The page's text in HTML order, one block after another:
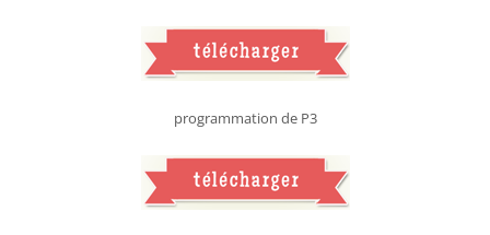
programmation de P3